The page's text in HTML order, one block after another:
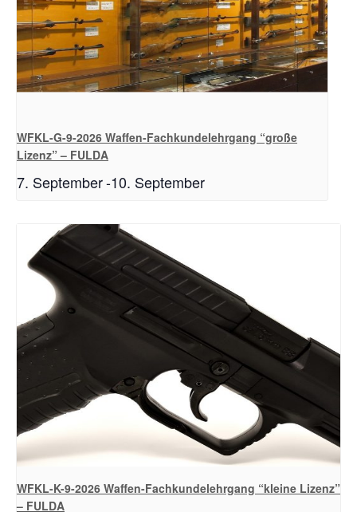
WFKL-G-9-2026 Waffen-Fachkundelehrgang “große
Lizenz” – FULDA
7. September-10. September
WFKL-K-9-2026 Waffen-Fachkundelehrgang “kleine Lizenz”
– FULDA